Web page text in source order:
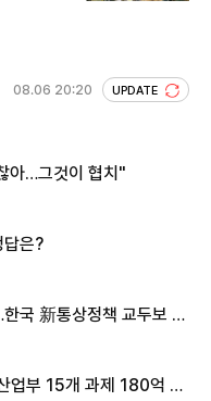
08.06 20:20 UPDATE
아…그것이 협치"
답은?
국 新통상정책 교두보 활
업부 15개 과제 180억 지